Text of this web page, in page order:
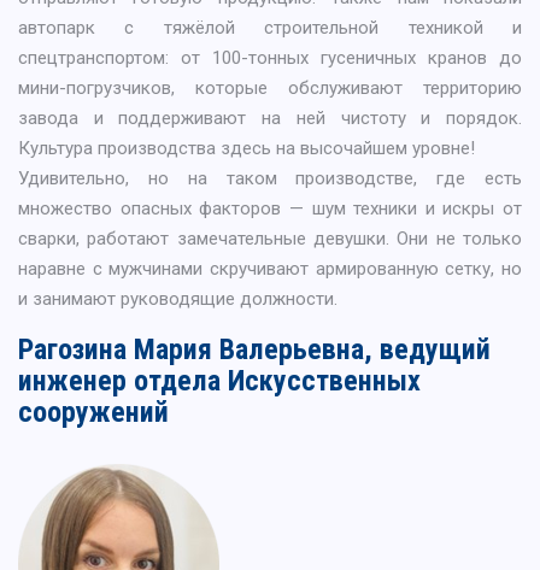
автопарк с тяжёлой строительной техникой и
спецтранспортом: от 100-тонных гусеничных кранов до
мини-погрузчиков, которые обслуживают территорию
завода и поддерживают на ней чистоту и порядок.
Культура производства здесь на высочайшем уровне!
Удивительно, но на таком производстве, где есть
множество опасных факторов — шум техники и искры от
сварки, работают замечательные девушки. Они не только
наравне с мужчинами скручивают армированную сетку, но
и занимают руководящие должности.
Рагозина Мария Валерьевна, ведущий
инженер отдела Искусственных
сооружений